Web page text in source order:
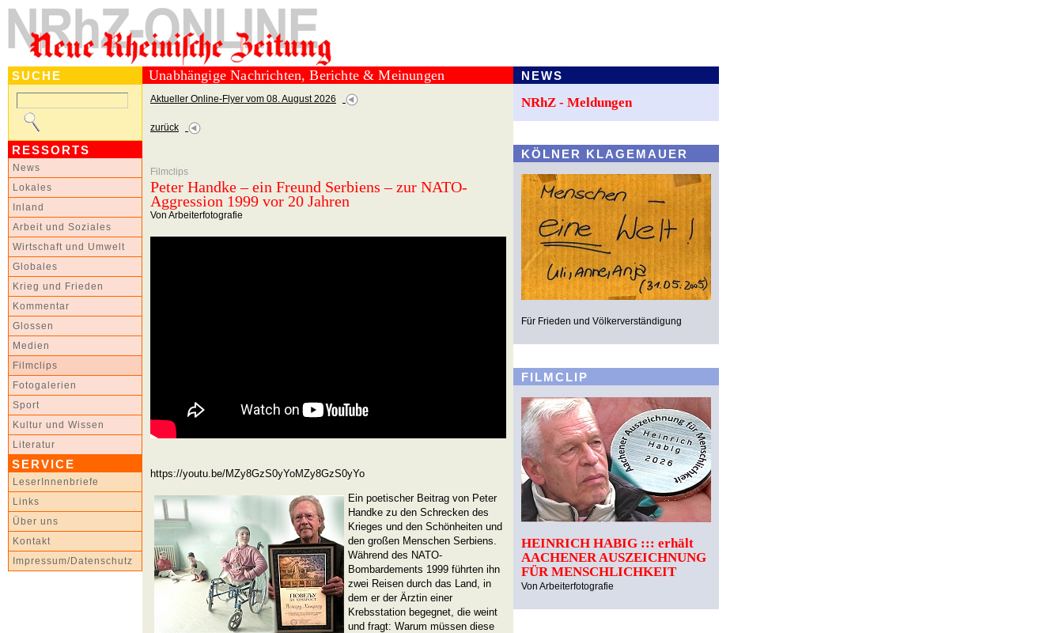
SUCHE
RESSORTS
News
Lokales
Inland
Arbeit und Soziales
Wirtschaft und Umwelt
Globales
Krieg und Frieden
Kommentar
Glossen
Medien
Filmclips
Fotogalerien
Sport
Kultur und Wissen
Literatur
SERVICE
LeserInnenbriefe
Links
Über uns
Kontakt
Impressum/Datenschutz
Unabhängige Nachrichten, Berichte & Meinungen
Aktueller Online-Flyer vom 08. August 2026
zurück
Filmclips
Peter Handke – ein Freund Serbiens – zur NATO-
Aggression 1999 vor 20 Jahren
Von Arbeiterfotografie
https://youtu.be/MZy8GzS0yYoMZy8GzS0yYo
Ein poetischer Beitrag von Peter
Handke zu den Schrecken des
Krieges und den Schönheiten und
den großen Menschen Serbiens.
Während des NATO-
Bombardements 1999 führten ihn
zwei Reisen durch das Land, in
dem er der Ärztin einer
Krebsstation begegnet, die weint
und fragt: Warum müssen diese
NEWS
NRhZ - Meldungen
KÖLNER KLAGEMAUER
Für Frieden und Völkerverständigung
FILMCLIP
HEINRICH HABIG ::: erhält
AACHENER AUSZEICHNUNG
FÜR MENSCHLICHKEIT
Von Arbeiterfotografie